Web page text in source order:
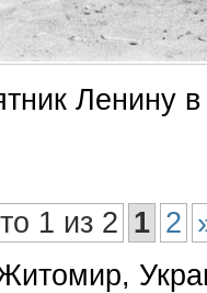
Ленину в
1 из 2 1 2